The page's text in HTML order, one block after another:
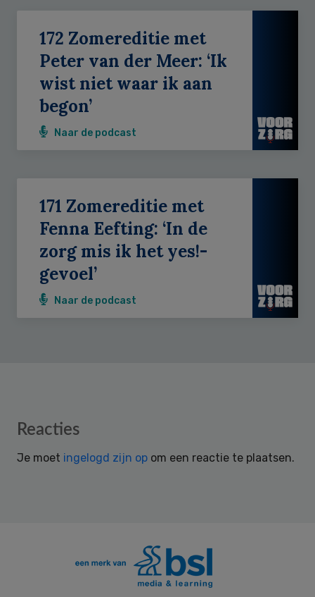
172 Zomereditie met
Peter van der Meer: ‘Ik
wist niet waar ik aan
begon’
Naar de podcast
171 Zomereditie met
Fenna Eefting: ‘In de
zorg mis ik het yes!-
gevoel’
Naar de podcast
Reader
Reacties
Je moet ingelogd zijn op om een reactie te plaatsen.